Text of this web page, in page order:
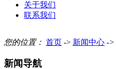
关于我们
联系我们
您的位置： 首页 -> 新闻中心 ->
新闻导航